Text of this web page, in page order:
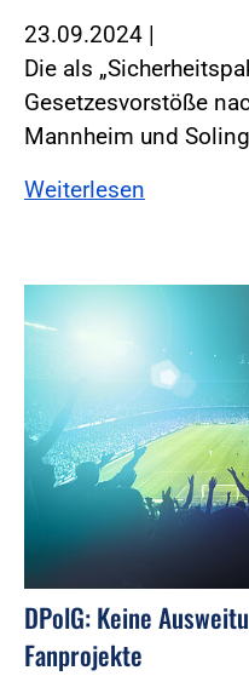
23.09.2024 |
Die als
Gesetzesvorstöße
Mannheim und
Weiterlesen
DPolG: Keine
Fanprojekte